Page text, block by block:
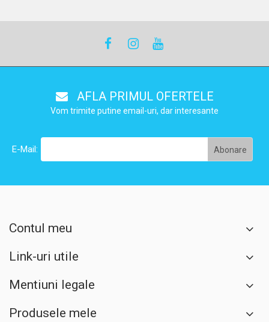
AFLA PRIMUL OFERTELE
Vom trimite putine email-uri, dar interesante
E-Mail:
Contul meu
Link-uri utile
Mentiuni legale
Produsele mele